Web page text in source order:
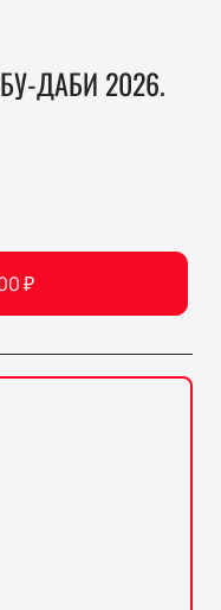
ДАБИ 2026.
₽